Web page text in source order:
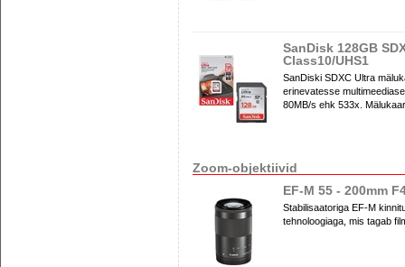
SanDisk 128GB
Class10/UHS1
SanDiski SDXC Ultra
erinevatesse
80MB/s ehk 533x.
Zoom-objektiivid
EF-M 55 - 200mm
Stabilisaatoriga EF-M
tehnoloogiaga, mis tagab